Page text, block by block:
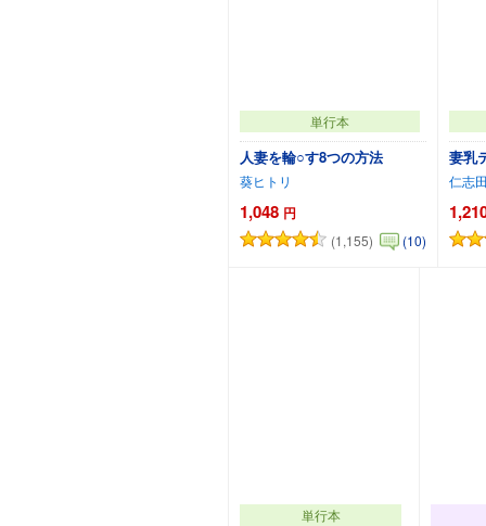
単行本
人妻を輪○す8つの方法
葵ヒトリ
1,048 円
(1,155) (10)
カートに追加
妻乳
仁志
単行本